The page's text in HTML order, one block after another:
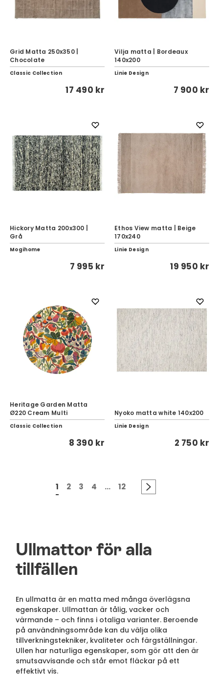
Grid Matta 250x350 |
Chocolate
Classic Collection
17 490 kr
Vilja matta | Bordeaux
140x200
Linie Design
7 900 kr
Hickory Matta 200x300 |
Grå
Mogihome
7 995 kr
Ethos View matta | Beige
170x240
Linie Design
19 950 kr
Heritage Garden Matta
Ø220 Cream Multi
Classic Collection
8 390 kr
Nyoko matta white 140x200
Linie Design
2 750 kr
1 2 3 4 ... 12
Ullmattor för alla
tillfällen
En ullmatta är en matta med många överlägsna
egenskaper. Ullmattan är tålig, vacker och
värmande – och finns i otaliga varianter. Beroende
på användningsområde kan du välja olika
tillverkningstekniker, kvaliteter och färgställningar.
Ullen har naturliga egenskaper, som gör att den är
smutsavvisande och står emot fläckar på ett
effektivt vis.